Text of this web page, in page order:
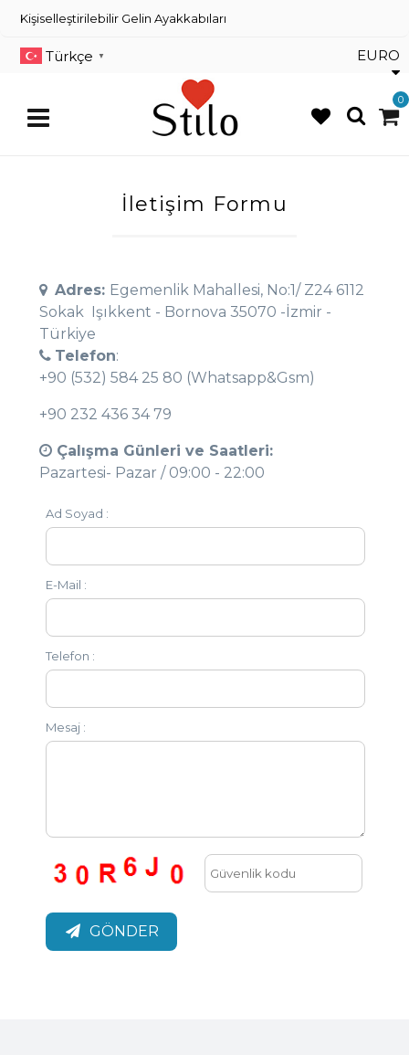
Kişiselleştirilebilir Gelin Ayakkabıları
EURO
Türkçe ▼
0
İletişim Formu
Adres: Egemenlik Mahallesi, No:1/ Z24 6112
Sokak Işıkkent - Bornova 35070 -İzmir -
Türkiye
Telefon:
+90 (532) 584 25 80 (Whatsapp&Gsm)
+90 232 436 34 79
Çalışma Günleri ve Saatleri:
Pazartesi- Pazar / 09:00 - 22:00
Ad Soyad :
E-Mail :
Telefon :
Mesaj :
GÖNDER
Kişiselleştirilebilir Gelin
Ayakkabıları
Renkli Gelin Ayakkabısı
Kayıt
Sipariş
Takibi
İletişim
Müşteri
Görüşleri
Instagram
Facebook